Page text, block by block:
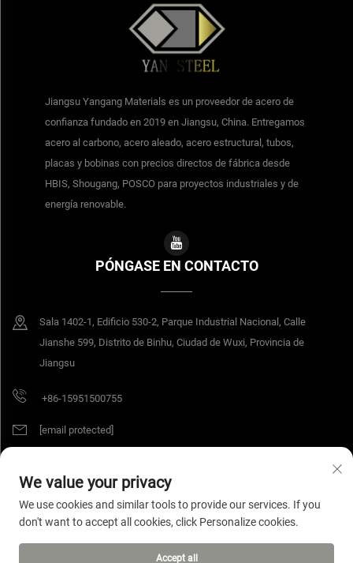
Jiangsu Yangang Materials es un proveedor de acero de
confianza fundado en 2019 en Jiangsu, China. Entregamos
acero al carbono, acero aleado, acero estructural, tubos,
placas y bobinas con precios directos de fábrica desde
HBIS, Shougang, POSCO para proyectos industriales y de
energía renovable.
PÓNGASE EN CONTACTO
Sala 1402-1, Edificio 530-2, Parque Industrial Nacional, Calle
Jianshe 599, Distrito de Binhu, Ciudad de Wuxi, Provincia de
Jiangsu
+86-15951500755
[email protected]
Derechos de autor © 2026 Jiangsu Yangang Materials Co., Ltd. Todos los
derechos reservados. Política de privacidad
We value your privacy
We use cookies and similar tools to provide our services. If you
don't want to accept all cookies, click Personalize cookies.
Accept all